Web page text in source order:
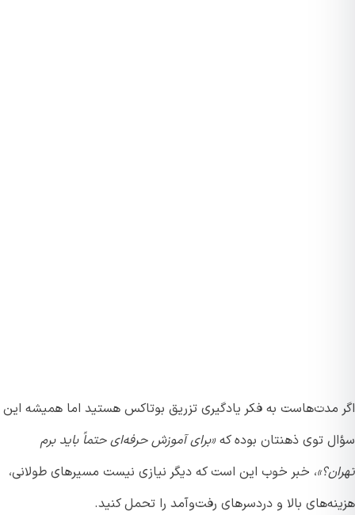
مدت‌هاست به فکر یادگیری تزریق بوتاکس هستید اما همیشه این
توی ذهنتان بوده که«برای آموزش حرفه‌ای حتماً باید برم
، خبر خوب این است که دیگر نیازی نیست مسیرهای طولانی،
بالا و دردسرهای رفت‌وآمد را تحمل کنید.